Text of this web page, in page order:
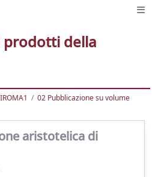
prodotti della
02 Pubblicazione su volume
aristotelica di